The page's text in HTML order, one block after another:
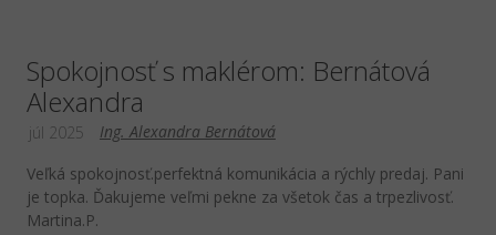
Spokojnosť s maklérom: Bernátová
Alexandra
Ing. Alexandra Bernátová
júl 2025
Veľká spokojnosť.perfektná komunikácia a rýchly predaj. Pani
je topka. Ďakujeme veľmi pekne za všetok čas a trpezlivosť.
Martina.P.